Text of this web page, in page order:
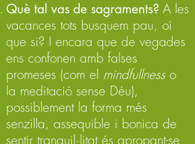
Què tal vas de sagraments? A les
vacances tots busquem pau, oi
que si? I encara que de vegades
ens confonen amb falses
promeses (com el mindfullnesso
la meditació sense Déu),
possiblement la forma més
senzilla, assequible i bonica de
sentir tranquil·litat és apropant-se